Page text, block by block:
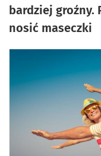
bardziej groźny.
nosić maseczki